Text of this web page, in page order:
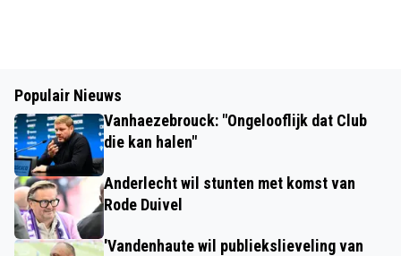
Populair Nieuws
Vanhaezebrouck: "Ongelooflijk dat Club
die kan halen"
Anderlecht wil stunten met komst van
Rode Duivel
'Vandenhaute wil publiekslieveling van